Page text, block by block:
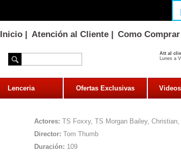
Inicio | Atención al Cliente | Como Comprar
Att al
Lunes a
Lenceria Ofertas Exclusivas
Actores: TS Foxxy, TS Morgan Bailey, Christian,
Director: Tom Thumb
Duración: 109